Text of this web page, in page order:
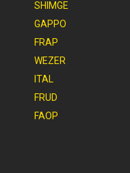
SHIMGE
GAPPO
FRAP
WEZER
ITAL
FRUD
FAOP